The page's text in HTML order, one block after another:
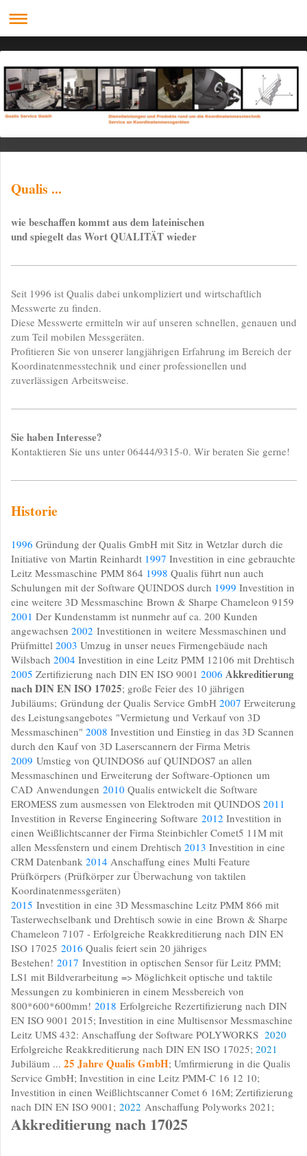
Qualis ...
wie beschaffen kommt aus dem lateinischen
und spiegelt das Wort QUALITÄT wieder
Seit 1996 ist Qualis dabei unkompliziert und wirtschaftlich
Messwerte zu finden.
Diese Messwerte ermitteln wir auf unseren schnellen, genauen und
zum Teil mobilen Messgeräten.
Profitieren Sie von unserer langjährigen Erfahrung im Bereich der
Koordinatenmesstechnik und einer professionellen und
zuverlässigen Arbeitsweise.
Sie haben Interesse?
Kontaktieren Sie uns unter 06444/9315-0. Wir beraten Sie gerne!
Historie
1996 Gründung der Qualis GmbH mit Sitz in Wetzlar durch die
Initiative von Martin Reinhardt 1997 Investition in eine gebrauchte
Leitz Messmaschine PMM 864 1998 Qualis führt nun auch
Schulungen mit der Software QUINDOS durch 1999 Investition in
eine weitere 3D Messmaschine Brown & Sharpe Chameleon 9159
2001 Der Kundenstamm ist nunmehr auf ca. 200 Kunden
angewachsen 2002 Investitionen in weitere Messmaschinen und
Prüfmittel 2003 Umzug in unser neues Firmengebäude nach
Wilsbach 2004 Investition in eine Leitz PMM 12106 mit Drehtisch
2005 Zertifizierung nach DIN EN ISO 9001 2006 Akkreditierung
nach DIN EN ISO 17025; große Feier des 10 jährigen
Jubiläums; Gründung der Qualis Service GmbH 2007 Erweiterung
des Leistungsangebotes "Vermietung und Verkauf von 3D
Messmaschinen" 2008 Investition und Einstieg in das 3D Scannen
durch den Kauf von 3D Laserscannern der Firma Metris
2009 Umstieg von QUINDOS6 auf QUINDOS7 an allen
Messmaschinen und Erweiterung der Software-Optionen um
CAD Anwendungen 2010 Qualis entwickelt die Software
EROMESS zum ausmessen von Elektroden mit QUINDOS 2011
Investition in Reverse Engineering Software 2012 Investition in
einen Weißlichtscanner der Firma Steinbichler Comet5 11M mit
allen Messfenstern und einem Drehtisch 2013 Investition in eine
CRM Datenbank 2014 Anschaffung eines Multi Feature
Prüfkörpers (Prüfkörper zur Überwachung von taktilen
Koordinatenmessgeräten)
2015 Investition in eine 3D Messmaschine Leitz PMM 866 mit
Tasterwechselbank und Drehtisch sowie in eine Brown & Sharpe
Chameleon 7107 - Erfolgreiche Reakkreditierung nach DIN EN
ISO 17025 2016 Qualis feiert sein 20 jähriges
Bestehen! 2017 Investition in optischen Sensor für Leitz PMM;
LS1 mit Bildverarbeitung => Möglichkeit optische und taktile
Messungen zu kombinieren in einem Messbereich von
800*600*600mm! 2018 Erfolgreiche Rezertifizierung nach DIN
EN ISO 9001 2015; Investition in eine Multisensor Messmaschine
Leitz UMS 432: Anschaffung der Software POLYWORKS 2020
Erfolgreiche Reakkreditierung nach DIN EN ISO 17025; 2021
Jubiläum ... 25 Jahre Qualis GmbH; Umfirmierung in die Qualis
Service GmbH; Investition in eine Leitz PMM-C 16 12 10;
Investition in einen Weißlichtscanner Comet 6 16M; Zertifizierung
nach DIN EN ISO 9001; 2022 Anschaffung Polyworks 2021;
Akkreditierung nach 17025